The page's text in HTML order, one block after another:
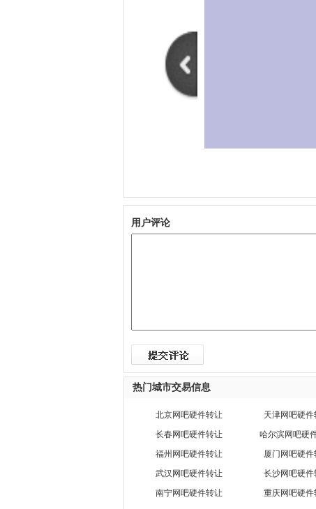
用户评论
热门城市交易信息
北京网吧硬件转让 天津网吧硬件
长春网吧硬件转让
哈尔滨网吧硬
福州网吧硬件转让
厦门网吧硬件
武汉网吧硬件转让
长沙网吧硬件
南宁网吧硬件转让
重庆网吧硬件